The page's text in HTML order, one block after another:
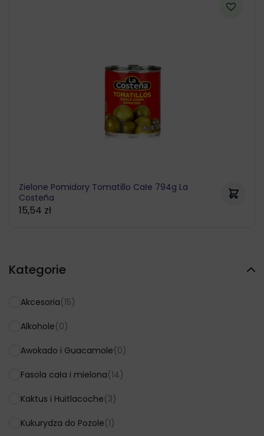
Kategorie
Akcesoria(15)
Alkohole(0)
Awokado i Guacamole(0)
Fasola cała i mielona(14)
Kaktus i Huitlacoche(3)
Kukurydza do Pozole(1)
Zielone Pomidory Tomatillo Całe 794g La
Costeña
15,54 zł